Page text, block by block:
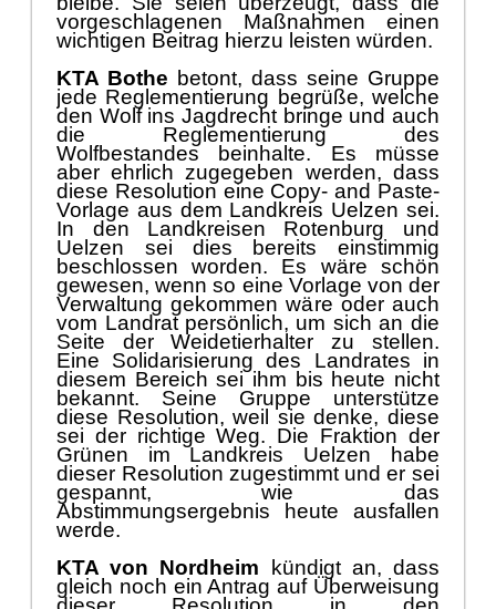
KTA Bothebetont,dassseine Gruppe
jede Reglementierung begrüße, welche
den Wolf ins Jagdrecht bringe und auch
die Reglem entierung des
Wolfbestandes beinhalte. Es müsse
aber ehrlich zugegeben werden, dass
diese Resolution eine Copy- and Paste-
Vorlage aus demLandkreisUel
zen sei.
In den Landkreisen Rotenburg und
Uelzen sei diesbereits einstimmig
beschlossen worden. Es wäre schön
gewesen, wenn soeine Vorlagevon der
Verwaltung gekommen wäre oder auch
vom Landrat persönlich,um sich an die
Seite der Weidetierhalter zu stellen.
Eine Solidarisierung des La ndrates in
diesem Bereich sei ihm bis heute nicht
bekannt.
Seine Gruppe unterstütze
dieseResolution,weil sie denke, diese
sei der richtige Weg. Die Fraktion der
Grünen im Landkreis Uelzen habe
dieser Resolution zugestimmt und er sei
gespannt,wie das
Abstimmungsergebnis heute ausfallen
werde.
KTA von Nordheimkündigt an, dass
gleich noch ein Antrag auf Ü
Fachausschuss gestellt werde. Er
selbst habe vier Jahre in der Uckermark
gearbeitet und gelebt. Die Probleme die